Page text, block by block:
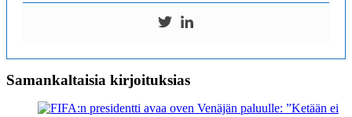
Samankaltaisia kirjoituksias